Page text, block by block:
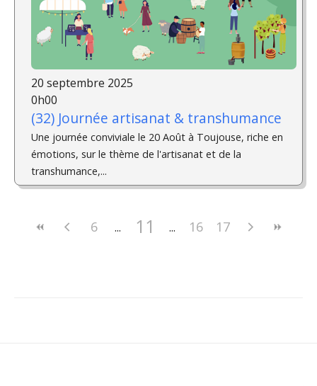
20 septembre 2025
0h00
(32) Journée artisanat & transhumance
Une journée conviviale le 20 Août à Toujouse, riche en
émotions, sur le thème de l'artisanat et de la
transhumance,...
6 11 16 17